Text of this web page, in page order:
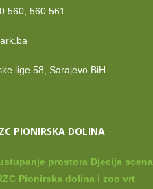
560, 560 561
lige 58, Sarajevo BiH
PIONIRSKA DOLINA
prostora Djecija scena
Pionirska dolina i zoo vrt